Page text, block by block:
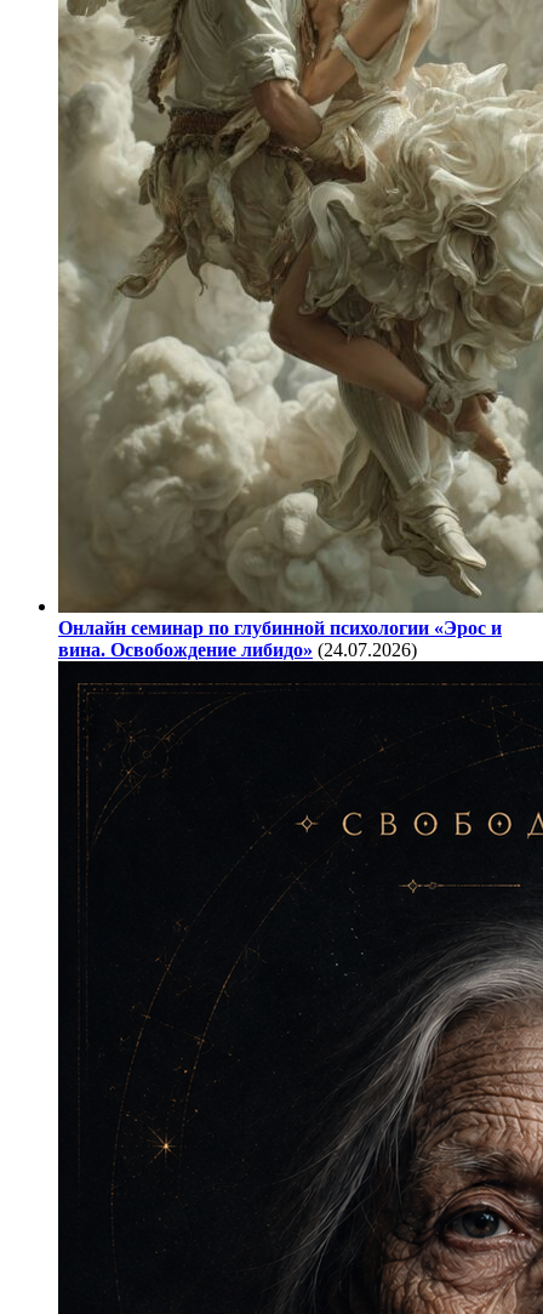
Онлайн семинар по глубинной психологии «Эрос и
вина. Освобождение либидо» (24.07.2026)